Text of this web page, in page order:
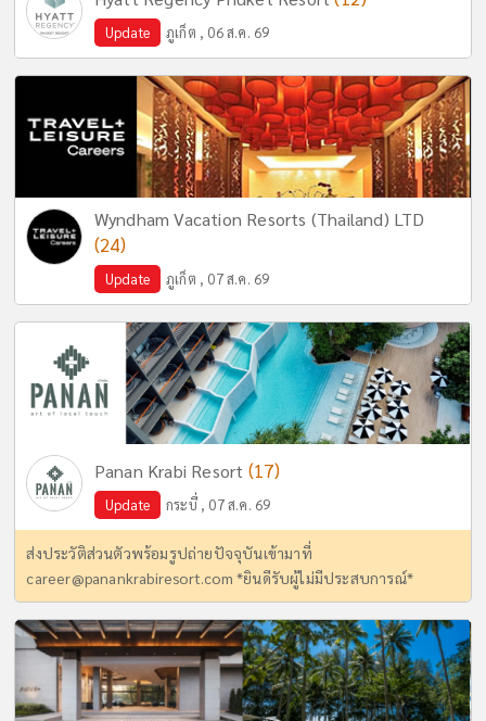
Update ภูเก็ต , 06 ส.ค. 69
Wyndham Vacation Resorts (Thailand) LTD
(24)
Update ภูเก็ต , 07 ส.ค. 69
Panan Krabi Resort (17)
Update กระบี่ , 07 ส.ค. 69
ส่งประวัติส่วนตัวพร้อมรูปถ่ายปัจจุบันเข้ามาที่
career@panankrabiresort.com *ยินดีรับผู้ไม่มีประสบการณ์*